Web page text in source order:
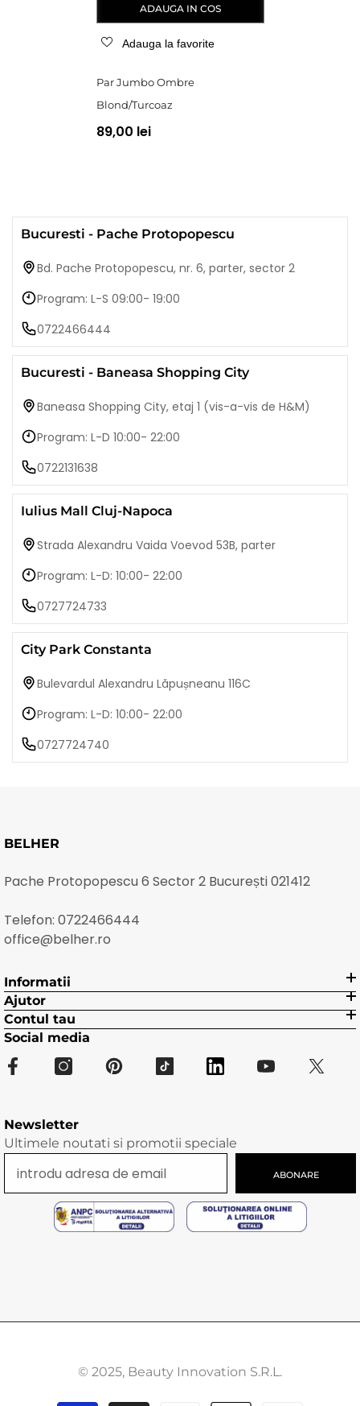
ADAUGA IN COS
Adauga la favorite
Par Jumbo Ombre
Blond/Turcoaz
89,00 lei
Bucuresti - Pache Protopopescu
Bd. Pache Protopopescu, nr. 6, parter, sector 2
Program: L-S 09:00- 19:00
0722466444
Bucuresti - Baneasa Shopping City
Baneasa Shopping City, etaj 1 (vis-a-vis de H&M)
Program: L-D 10:00- 22:00
0722131638
Iulius Mall Cluj-Napoca
Strada Alexandru Vaida Voevod 53B, parter
Program: L-D: 10:00- 22:00
0727724733
City Park Constanta
Bulevardul Alexandru Lăpușneanu 116C
Program: L-D: 10:00- 22:00
0727724740
BELHER
Pache Protopopescu 6 Sector 2 București 021412
Telefon: 0722466444
office@belher.ro
Informatii
Ajutor
Contul tau
Social media
Newsletter
Ultimele noutati si promotii speciale
ABONARE
© 2025, Beauty Innovation S.R.L.